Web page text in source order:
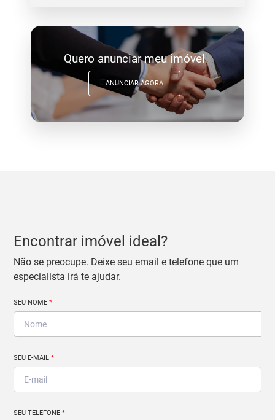
Quero anunciar meu imóvel
ANUNCIAR AGORA
Encontrar imóvel ideal?
Não se preocupe. Deixe seu email e telefone que um
especialista irá te ajudar.
SEU NOME*
SEU E-MAIL*
SEU TELEFONE*